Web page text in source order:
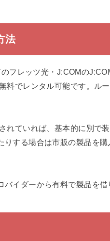
法
フレッツ光・J:COMの
料でレンタル可能です。ル
れていれば、基本的に別で
りする場合は市販の製品を
イダーから有料で製品を借